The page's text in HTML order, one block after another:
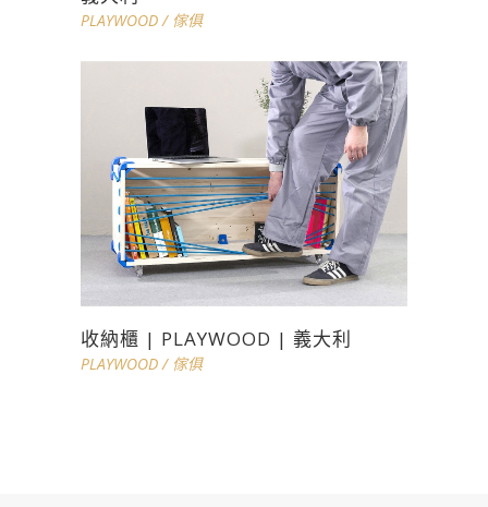
PLAYWOOD/ 傢俱
收納櫃 | PLAYWOOD | 義大利
PLAYWOOD/ 傢俱